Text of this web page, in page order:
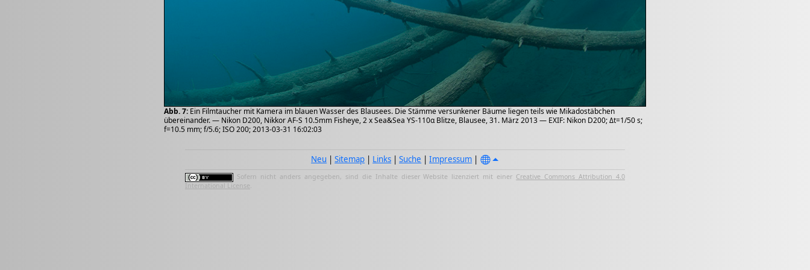
Abb. 7: Ein Filmtaucher mit Kamera im blauen Wasser des Blausees. Die Stämme versunkener Bäume liegen teils wie Mikadostäbchen
übereinander. — Nikon D200, Nikkor AF-S 10.5mm Fisheye, 2 x Sea&Sea YS-110α Blitze, Blausee, 31. März 2013 — EXIF: Nikon D200; Δt=1/50 s;
f=10.5 mm; f/5.6; ISO 200; 2013-03-31 16:02:03
Neu |Sitemap | Links |Suche |Impressum |
Sofern nicht anders angegeben, sind die Inhalte dieser Website lizenziert mit einer Creative Commons Attribution 4.0
International License